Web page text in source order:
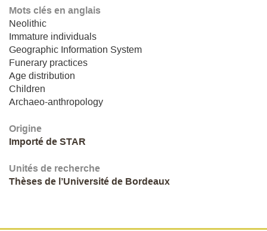
Mots clés en anglais
Neolithic
Immature individuals
Geographic Information System
Funerary practices
Age distribution
Children
Archaeo-anthropology
Origine
Importé de STAR
Unités de recherche
Thèses de l’Université de Bordeaux